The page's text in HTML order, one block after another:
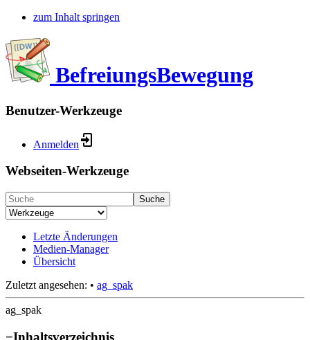
zum Inhalt springen
BefreiungsBewegung
Benutzer-Werkzeuge
Anmelden
Webseiten-Werkzeuge
Suche
Letzte Änderungen
Medien-Manager
Übersicht
Zuletzt angesehen: • ag_spak
ag_spak
−Inhaltsverzeichnis